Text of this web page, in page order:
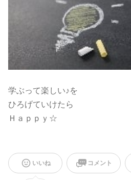
学ぶって楽しい♪を
ひろげていけたら
Ｈａｐｐｙ☆
いいね コメント